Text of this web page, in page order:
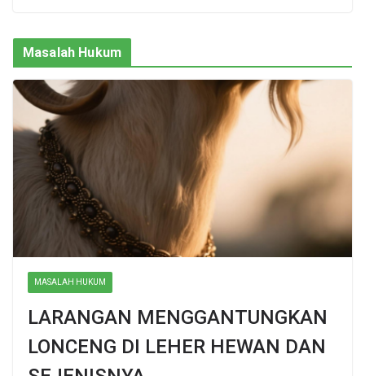
Masalah Hukum
MASALAH HUKUM
LARANGAN MENGGANTUNGKAN
LONCENG DI LEHER HEWAN DAN